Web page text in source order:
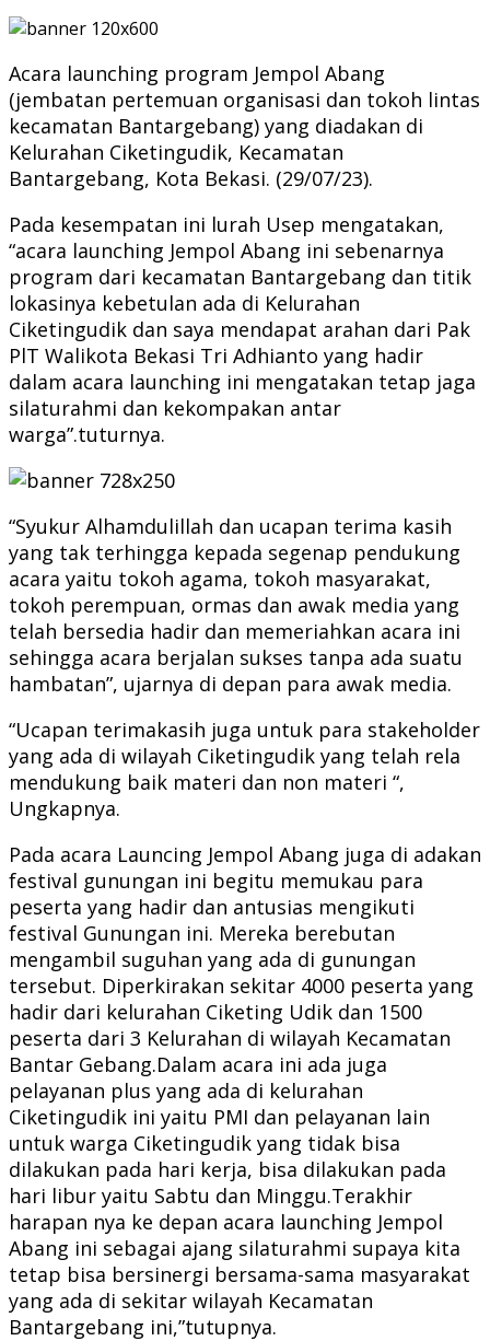
Acara launching program Jempol Abang
(jembatan pertemuan organisasi dan tokoh lintas
kecamatan Bantargebang) yang diadakan di
Kelurahan Ciketingudik, Kecamatan
Bantargebang, Kota Bekasi. (29/07/23).
Pada kesempatan ini lurah Usep mengatakan,
“acara launching Jempol Abang ini sebenarnya
program dari kecamatan Bantargebang dan titik
lokasinya kebetulan ada di Kelurahan
Ciketingudik dan saya mendapat arahan dari Pak
PlT Walikota Bekasi Tri Adhianto yang hadir
dalam acara launching ini mengatakan tetap jaga
silaturahmi dan kekompakan antar
warga”.tuturnya.
“Syukur Alhamdulillah dan ucapan terima kasih
yang tak terhingga kepada segenap pendukung
acara yaitu tokoh agama, tokoh masyarakat,
tokoh perempuan, ormas dan awak media yang
telah bersedia hadir dan memeriahkan acara ini
sehingga acara berjalan sukses tanpa ada suatu
hambatan”, ujarnya di depan para awak media.
“Ucapan terimakasih juga untuk para stakeholder
yang ada di wilayah Ciketingudik yang telah rela
mendukung baik materi dan non materi “,
Ungkapnya.
Pada acara Launcing Jempol Abang juga di adakan
festival gunungan ini begitu memukau para
peserta yang hadir dan antusias mengikuti
festival Gunungan ini. Mereka berebutan
mengambil suguhan yang ada di gunungan
tersebut. Diperkirakan sekitar 4000 peserta yang
hadir dari kelurahan Ciketing Udik dan 1500
peserta dari 3 Kelurahan di wilayah Kecamatan
Bantar Gebang.Dalam acara ini ada juga
pelayanan plus yang ada di kelurahan
Ciketingudik ini yaitu PMI dan pelayanan lain
untuk warga Ciketingudik yang tidak bisa
dilakukan pada hari kerja, bisa dilakukan pada
hari libur yaitu Sabtu dan Minggu.Terakhir
harapan nya ke depan acara launching Jempol
Abang ini sebagai ajang silaturahmi supaya kita
tetap bisa bersinergi bersama-sama masyarakat
yang ada di sekitar wilayah Kecamatan
Bantargebang ini,”tutupnya.